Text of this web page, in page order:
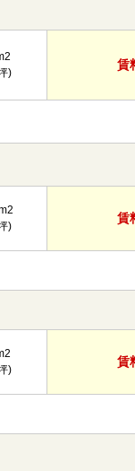
2
)
賃
2
)
賃
2
)
賃